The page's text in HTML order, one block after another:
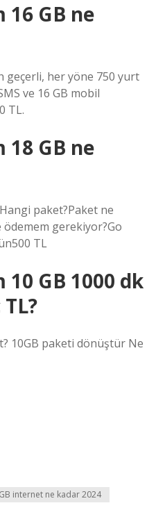
16 GB ne
geçerli, her yöne 750 yurt
ve 16 GB mobil
TL.
18 GB ne
paket?Paket ne
gerekiyor?Go
TL
GB 1000 dk
10GB paketi dönüştür Ne
internet ne kadar 2024